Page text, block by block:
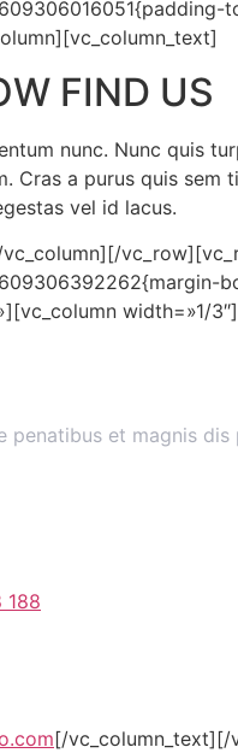
FIND US
nunc. Nunc quis
Cras a purus quis sem
vel id lacus.
width=»1/3″]
penatibus et magnis dis
188
[/vc_column_text][/